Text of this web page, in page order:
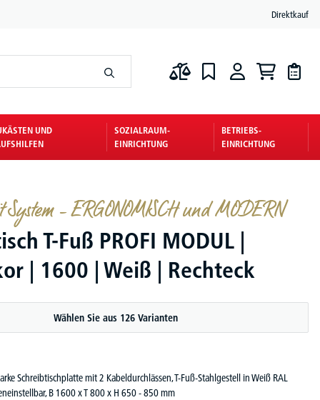
Direktkauf
UND
SOZIALRAUM-
EINRICHTUNG
BETRIEBS-
EINRICHTUNG
– ERGONOMISCH und MODERN
T-Fuß PROFI MODUL |
| 1600 | Weiß | Rechteck
Wählen Sie aus 126 Varianten
Schreibtischplatte mit 2 Kabeldurchlässen, T-Fuß-Stahlgestell in Weiß RAL
B 1600 x T 800 x H 650 - 850 mm